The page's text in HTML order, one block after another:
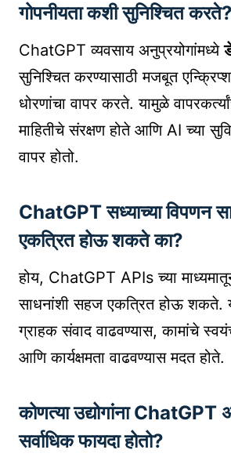
गोपनीयता कशी सुनिश्चित करते?
ChatGPT व्यवसाय अनुप्रयोगांमध्ये
सुनिश्चित करण्यासाठी मजबूत
धोरणांचा वापर करते. यामुळे
माहितीचे संरक्षण होते आणि AI च्या
वापर होतो.
ChatGPT सध्याच्या विपणन
एकत्रित होऊ शकते का?
होय, ChatGPT APIs च्या
साधनांशी सहज एकत्रित होऊ शकते.
ग्राहक संवाद वाढवण्यास, कामांचे
आणि कार्यक्षमता वाढवण्यास मदत होते.
कोणत्या उद्योगांना ChatGPT
सर्वाधिक फायदा होतो?